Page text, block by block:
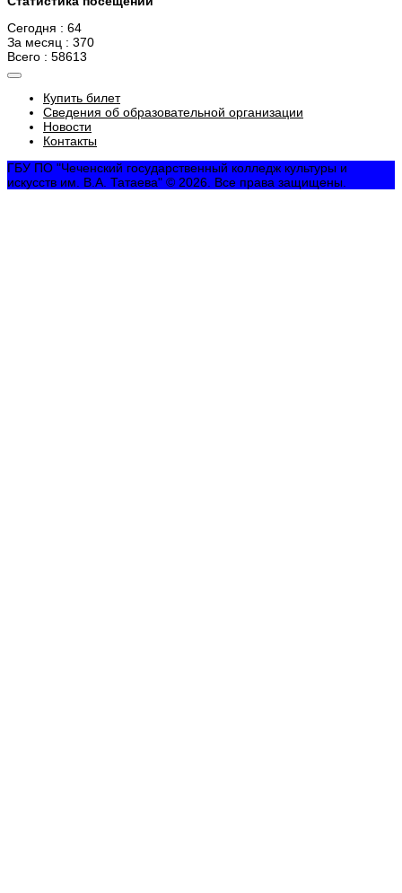
Сегодня : 64
За месяц : 370
Всего : 58613
Купить билет
Сведения об образовательной организации
Новости
Контакты
ГБУ ПО "Чеченский государственный колледж культуры и
искусств им. В.А. Татаева" © 2026. Все права защищены.